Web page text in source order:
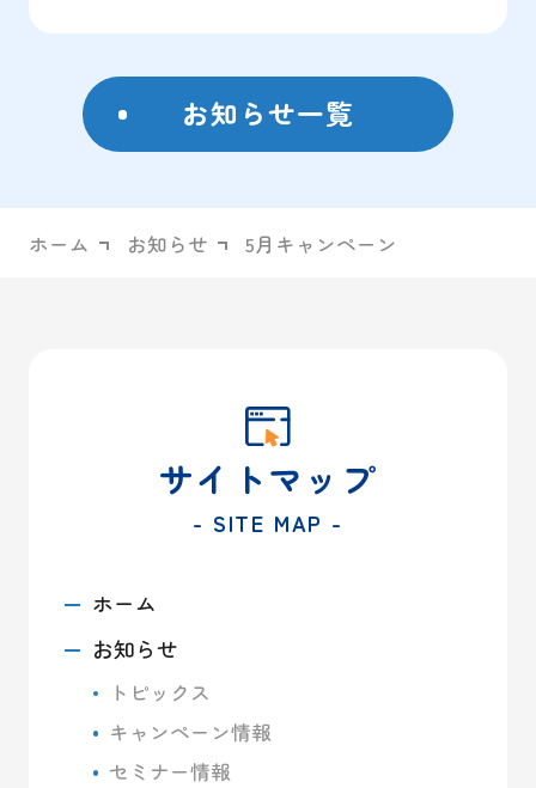
お知らせ一覧
ホーム お知らせ 5月キャンペーン
サイトマップ
- SITE MAP -
ホーム
お知らせ
トピックス
キャンペーン情報
セミナー情報